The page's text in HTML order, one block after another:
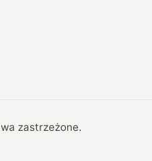
zastrzeżone.